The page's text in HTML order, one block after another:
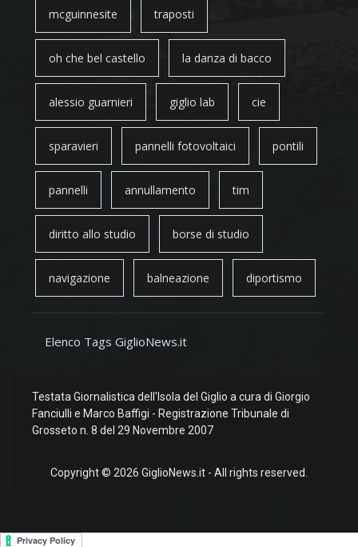
mcguinnesite traposti
oh che bel castello la danza di bacco
alessio guarnieri giglio lab cie
sparavieri pannelli fotovoltaici pontili
pannelli annullamento tim
diritto allo studio borse di studio
navigazione balneazione diportismo
Elenco Tags GiglioNews.it
Testata Giornalistica dell'Isola del Giglio a cura di Giorgio
Fanciulli e Marco Baffigi - Registrazione Tribunale di
Grosseto n. 8 del 29 Novembre 2007
Copyright © 2026 GiglioNews.it - All rights reserved.